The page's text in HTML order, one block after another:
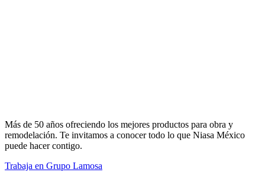
Más de 50 años ofreciendo los mejores productos para obra y
remodelación. Te invitamos a conocer todo lo que Niasa México
puede hacer contigo.
Trabaja en Grupo Lamosa